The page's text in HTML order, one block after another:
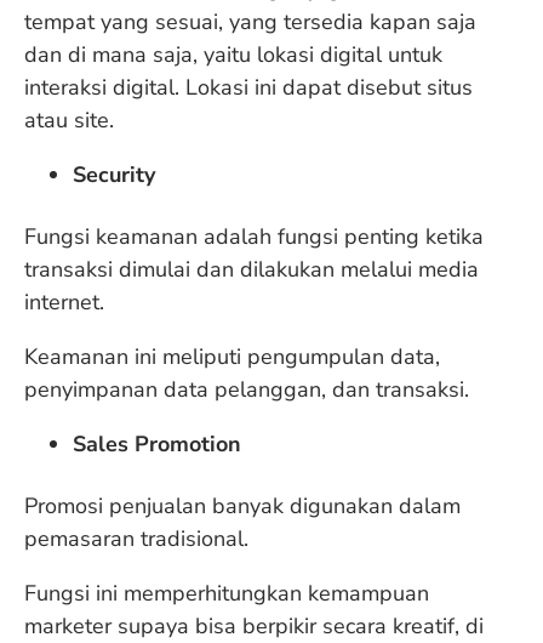
tempat yang sesuai, yang tersedia kapan saja
dan di mana saja, yaitu lokasi digital untuk
interaksi digital. Lokasi ini dapat disebut situs
atau site.
Security
Fungsi keamanan adalah fungsi penting ketika
transaksi dimulai dan dilakukan melalui media
internet.
Keamanan ini meliputi pengumpulan data,
penyimpanan data pelanggan, dan transaksi.
Sales Promotion
Promosi penjualan banyak digunakan dalam
pemasaran tradisional.
Fungsi ini memperhitungkan kemampuan
marketer supaya bisa berpikir secara kreatif, di